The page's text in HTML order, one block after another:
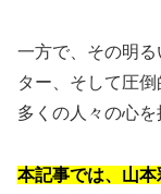
一方で、その明
ター、そして圧倒
多くの人々の心を
本記事では、山